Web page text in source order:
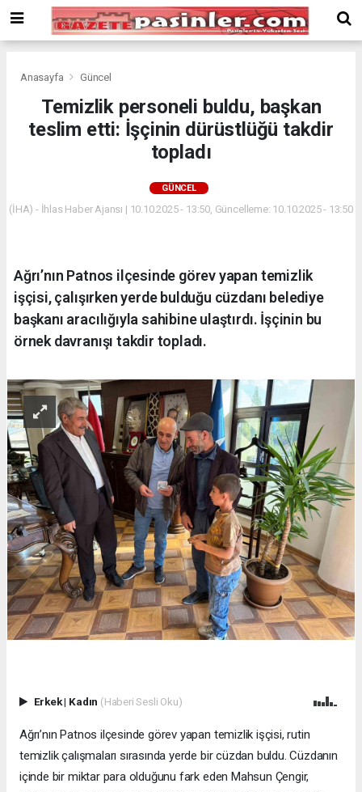
Bonusu
Veren
deneme
siteler
Yeni
Anasayfa Güncel
Temizlik personeli buldu, başkan
teslim etti: İşçinin dürüstlüğü takdir
topladı
GÜNCEL
(İHA) - İhlas Haber Ajansı | 10.10.2025 - 13:50, Güncelleme: 10.10.2025 - 13:50
Ağrı’nın Patnos ilçesinde görev yapan temizlik
işçisi, çalışırken yerde bulduğu cüzdanı belediye
başkanı aracılığıyla sahibine ulaştırdı. İşçinin bu
örnek davranışı takdir topladı.
Erkek| Kadın (Haberi Sesli Oku)
Ağrı’nın Patnos ilçesinde görev yapan temizlik işçisi, rutin
temizlik çalışmaları sırasında yerde bir cüzdan buldu. Cüzdanın
içinde bir miktar para olduğunu fark eden Mahsun Çengir,